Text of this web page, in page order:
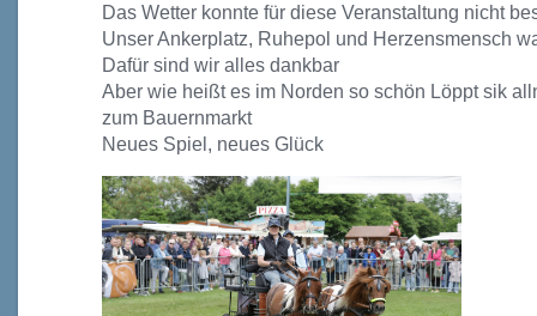
Das Wetter konnte für diese Veranstaltung nicht
Unser Ankerplatz, Ruhepol und Herzensmensch
Dafür sind wir alles dankbar
Aber wie heißt es im Norden so schön Löppt sik
zum Bauernmarkt
Neues Spiel, neues Glück